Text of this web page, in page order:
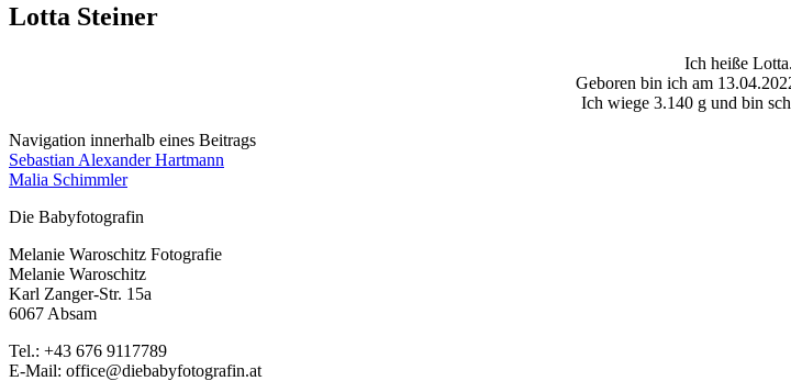
Lotta Steiner
Ich heiße Lotta.
Geboren bin ich am
Ich wiege 3.140 g und bin
Navigation innerhalb eines Beitrags
Sebastian Alexander Hartmann
Malia Schimmler
Die Babyfotografin
Melanie Waroschitz Fotografie
Melanie Waroschitz
Karl Zanger-Str. 15a
6067 Absam
Tel.: +43 676 9117789
E-Mail: office@diebabyfotografin.at